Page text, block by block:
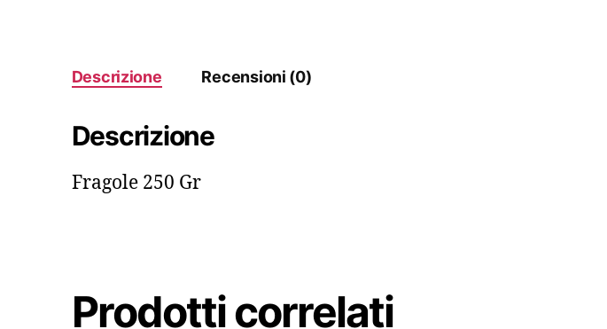
Descrizione Recensioni (0)
Descrizione
Fragole 250 Gr
Prodotti correlati